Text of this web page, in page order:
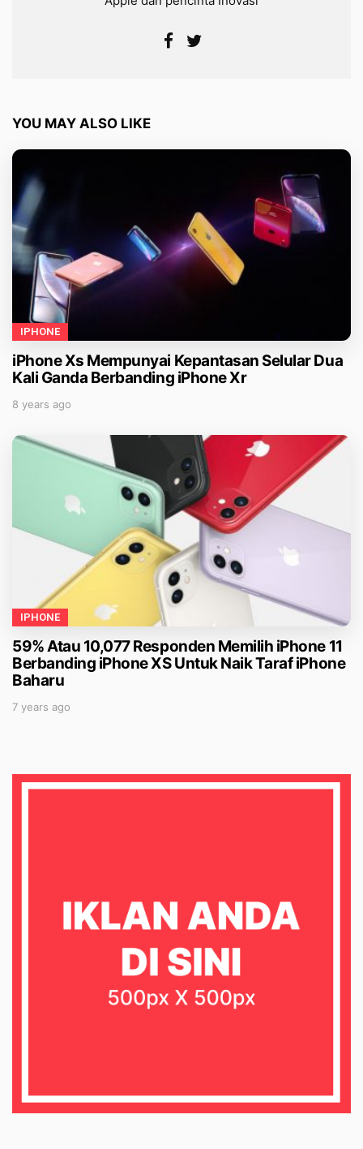
YOU MAY ALSO LIKE
IPHONE
iPhone Xs Mempunyai Kepantasan Selular Dua
Kali Ganda Berbanding iPhone Xr
8 years ago
IPHONE
59% Atau 10,077 Responden Memilih iPhone 11
Berbanding iPhone XS Untuk Naik Taraf iPhone
Baharu
7 years ago